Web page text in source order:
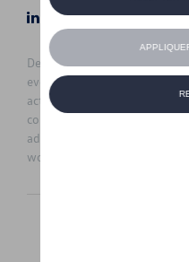
LinkedIn
De prijzen op deze site zijn
eventuele installatiekosten.
actuele verkoopprijs en de
contact opnemen met uw
adviesprijzen kunnen zonder
worden gewijzigd.